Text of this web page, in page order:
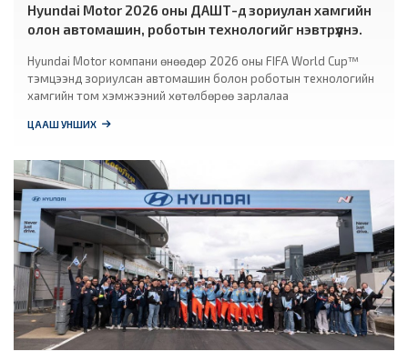
Hyundai Motor 2026 оны ДАШТ-д зориулан хамгийн
олон автомашин, роботын технологийг нэвтрүүлнэ.
Hyundai Motor компани өнөөдөр 2026 оны FIFA World Cup™
тэмцээнд зориулсан автомашин болон роботын технологийн
хамгийн том хэмжээний хөтөлбөрөө зарлалаа
ЦААШ УНШИХ